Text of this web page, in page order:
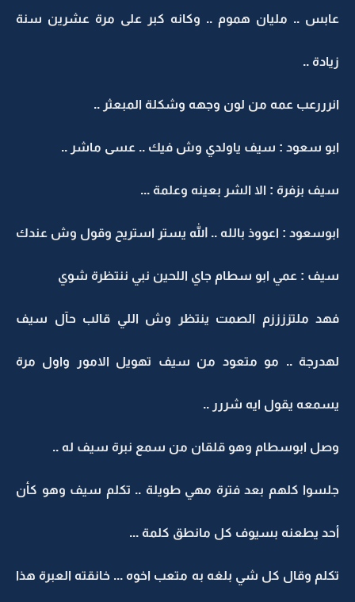
عابس .. مليان هموم .. وكانه كبر على مرة عشرين سنة
زيادة ..
انرررعب عمه من لون وجهه وشكلة المبعثر ..
ابو سعود : سيف ياولدي وش فيك .. عسى ماشر ..
سيف بزفرة : الا الشر بعينه وعلمة ...
ابوسعود : اعووذ بالله .. الله يستر استريح وقول وش عندك
سيف : عمي ابو سطام جاي اللحين نبي ننتظرة شوي
فهد ملتززززم الصمت ينتظر وش اللي قالب حآل سيف
لهدرجة .. مو متعود من سيف تهويل الامور واول مرة
يسمعه يقول ايه شررر ..
وصل ابوسطام وهو قلقان من سمع نبرة سيف له ..
جلسوا كلهم بعد فترة مهي طويلة .. تكلم سيف وهو كأن
أحد يطعنه بسيوف كل مانطق كلمة ...
تكلم وقال كل شي بلغه به متعب اخوه ... خانقته العبرة هذا